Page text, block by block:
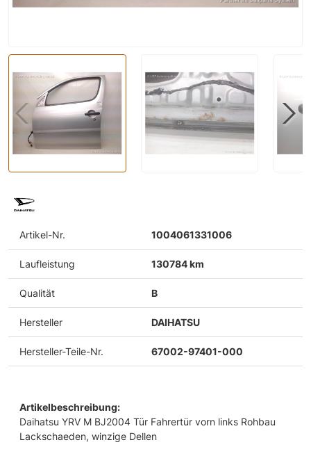
Artikel-Nr. 1004061331006
Laufleistung 130784 km
Qualität B
Hersteller DAIHATSU
Hersteller-Teile-Nr. 67002-97401-000
Artikelbeschreibung:
Daihatsu YRV M BJ2004 Tür Fahrertür vorn links Rohbau
Lackschaeden, winzige Dellen